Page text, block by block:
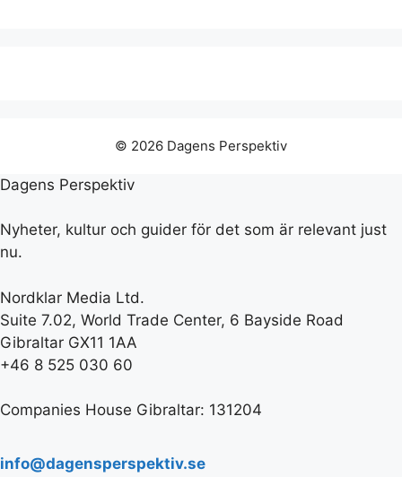
© 2026 Dagens Perspektiv
Dagens Perspektiv
Nyheter, kultur och guider för det som är relevant just
nu.
Nordklar Media Ltd.
Suite 7.02, World Trade Center, 6 Bayside Road
Gibraltar GX11 1AA
+46 8 525 030 60
Companies House Gibraltar: 131204
info@dagensperspektiv.se